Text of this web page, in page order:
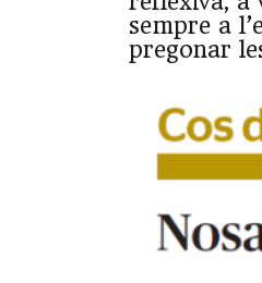
sempre a
pregonar